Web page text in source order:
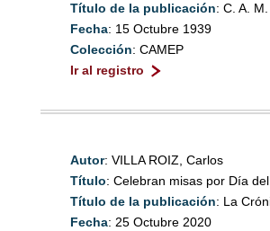
Título de la publicación: C. A.
Fecha: 15 Octubre 1939
Colección: CAMEP
Ir al registro
Autor: VILLA ROIZ, Carlos
Título: Celebran misas por Día
Título de la publicación: La
Fecha: 25 Octubre 2020